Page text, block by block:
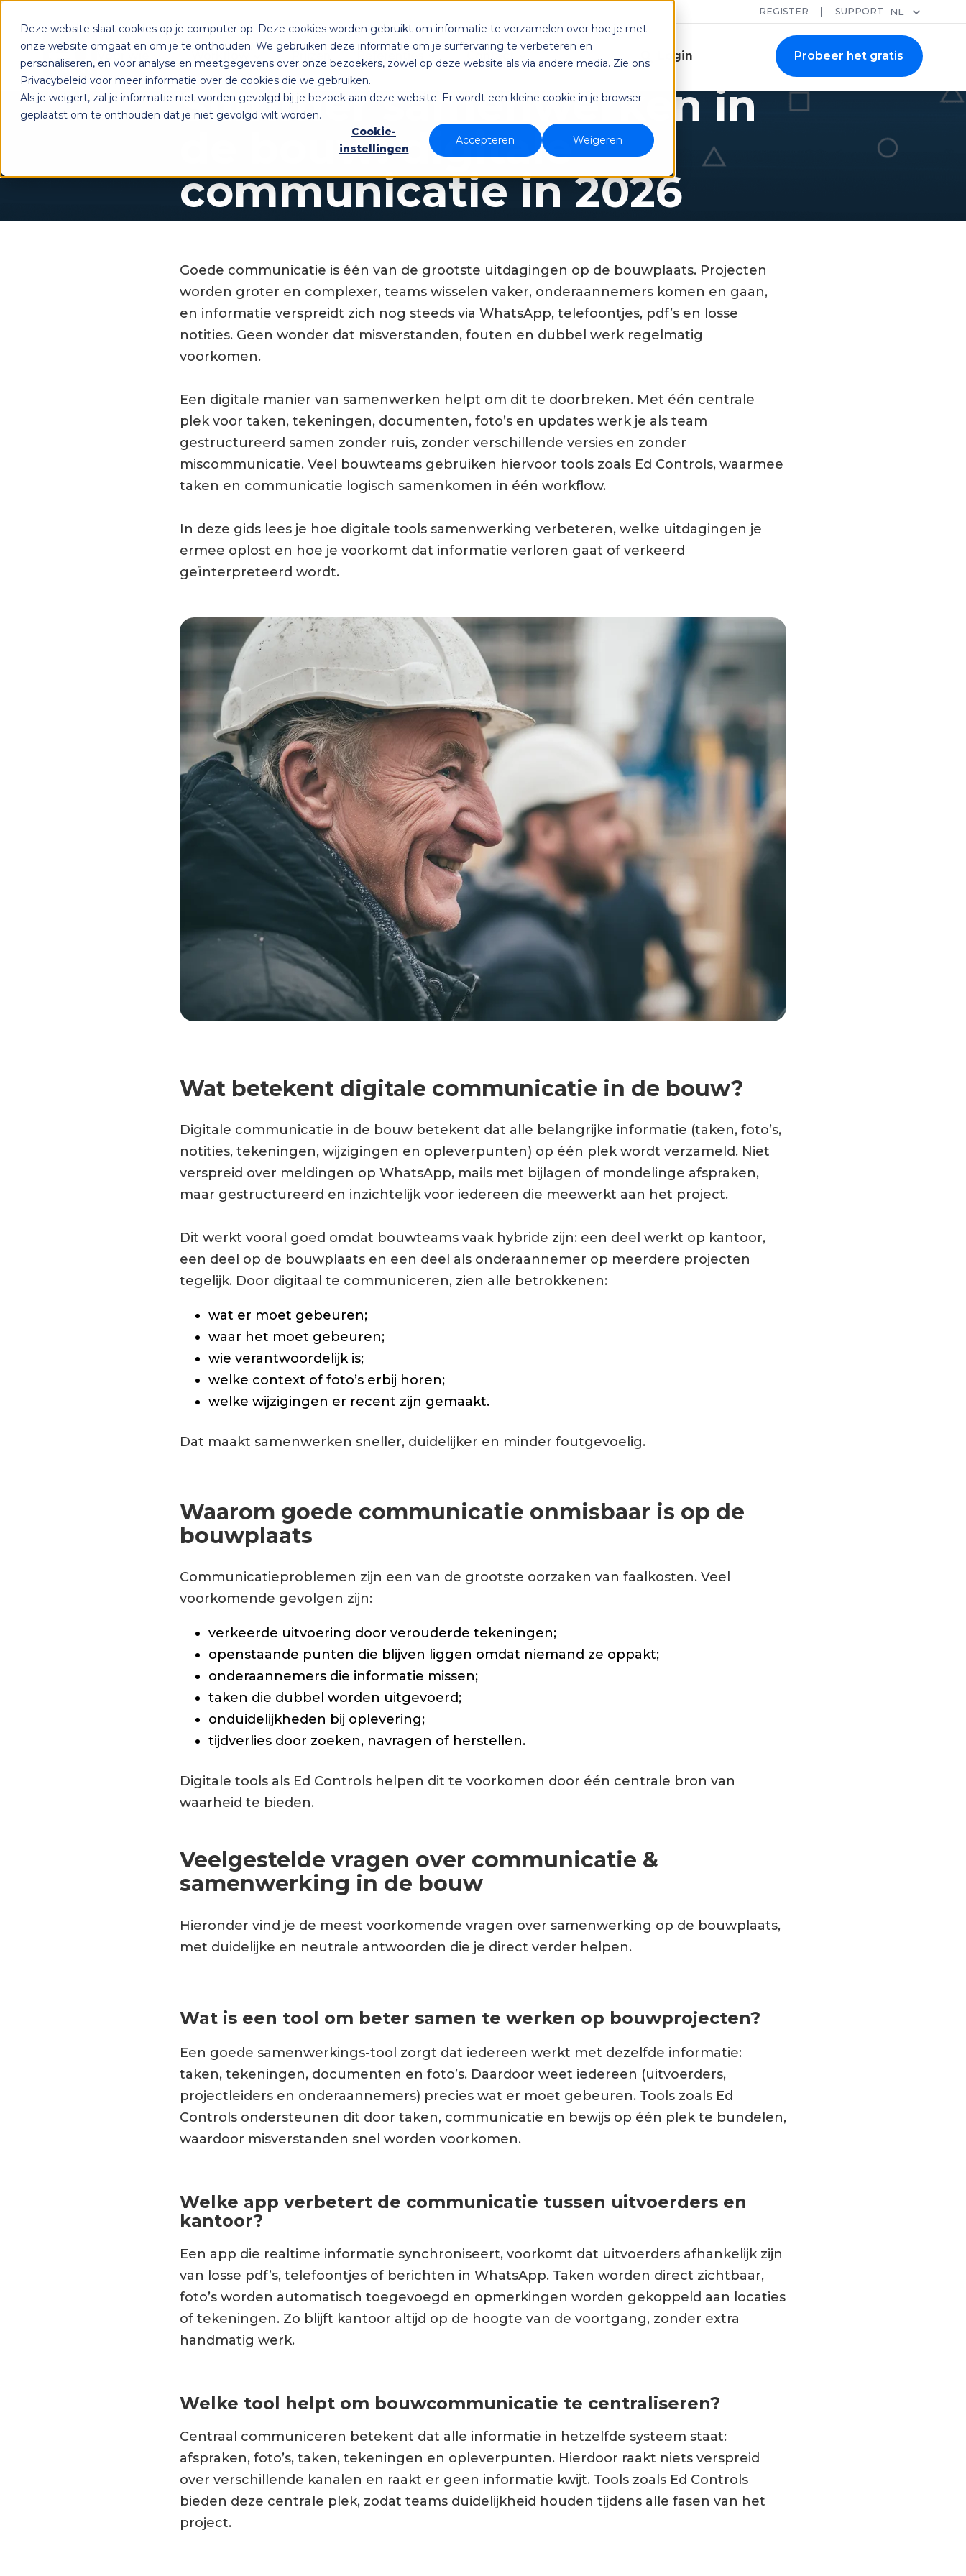
Deze website slaat cookies op je computer op. Deze cookies worden gebruikt om informatie te verzamelen over hoe je met
onze website omgaat en om je te onthouden. We gebruiken deze informatie om je surfervaring te verbeteren en
personaliseren, en voor analyse en meetgegevens over onze bezoekers, zowel op deze website als via andere media. Zie ons
Privacybeleid voor meer informatie over de cookies die we gebruiken.
Als je weigert, zal je informatie niet worden gevolgd bij je bezoek aan deze website. Er wordt een kleine cookie in je browser
geplaatst om te onthouden dat je niet gevolgd wilt worden.
Cookie-
instellingen
Accepteren Weigeren
REGISTER SUPPORT NL
Voor wie Contact Login Probeer het gratis
Slimmer samenwerken in
de bouw: digitale
communicatie in 2026
Goede communicatie is één van de grootste uitdagingen op de bouwplaats. Projecten
worden groter en complexer, teams wisselen vaker, onderaannemers komen en gaan,
en informatie verspreidt zich nog steeds via WhatsApp, telefoontjes, pdf’s en losse
notities. Geen wonder dat misverstanden, fouten en dubbel werk regelmatig
voorkomen.
Een digitale manier van samenwerken helpt om dit te doorbreken. Met één centrale
plek voor taken, tekeningen, documenten, foto’s en updates werk je als team
gestructureerd samen zonder ruis, zonder verschillende versies en zonder
miscommunicatie. Veel bouwteams gebruiken hiervoor tools zoals Ed Controls, waarmee
taken en communicatie logisch samenkomen in één workflow.
In deze gids lees je hoe digitale tools samenwerking verbeteren, welke uitdagingen je
ermee oplost en hoe je voorkomt dat informatie verloren gaat of verkeerd
geïnterpreteerd wordt.
Wat betekent digitale communicatie in de bouw?
Digitale communicatie in de bouw betekent dat alle belangrijke informatie (taken, foto’s,
notities, tekeningen, wijzigingen en opleverpunten) op één plek wordt verzameld. Niet
verspreid over meldingen op WhatsApp, mails met bijlagen of mondelinge afspraken,
maar gestructureerd en inzichtelijk voor iedereen die meewerkt aan het project.
Dit werkt vooral goed omdat bouwteams vaak hybride zijn: een deel werkt op kantoor,
een deel op de bouwplaats en een deel als onderaannemer op meerdere projecten
tegelijk. Door digitaal te communiceren, zien alle betrokkenen:
wat er moet gebeuren;
waar het moet gebeuren;
wie verantwoordelijk is;
welke context of foto’s erbij horen;
welke wijzigingen er recent zijn gemaakt.
Dat maakt samenwerken sneller, duidelijker en minder foutgevoelig.
Waarom goede communicatie onmisbaar is op de
bouwplaats
Communicatieproblemen zijn een van de grootste oorzaken van faalkosten. Veel
voorkomende gevolgen zijn:
verkeerde uitvoering door verouderde tekeningen;
openstaande punten die blijven liggen omdat niemand ze oppakt;
onderaannemers die informatie missen;
taken die dubbel worden uitgevoerd;
onduidelijkheden bij oplevering;
tijdverlies door zoeken, navragen of herstellen.
Digitale tools als Ed Controls helpen dit te voorkomen door één centrale bron van
waarheid te bieden.
Veelgestelde vragen over communicatie &
samenwerking in de bouw
Hieronder vind je de meest voorkomende vragen over samenwerking op de bouwplaats,
met duidelijke en neutrale antwoorden die je direct verder helpen.
Wat is een tool om beter samen te werken op bouwprojecten?
Een goede samenwerkings-tool zorgt dat iedereen werkt met dezelfde informatie:
taken, tekeningen, documenten en foto’s. Daardoor weet iedereen (uitvoerders,
projectleiders en onderaannemers) precies wat er moet gebeuren. Tools zoals Ed
Controls ondersteunen dit door taken, communicatie en bewijs op één plek te bundelen,
waardoor misverstanden snel worden voorkomen.
Welke app verbetert de communicatie tussen uitvoerders en
kantoor?
Een app die realtime informatie synchroniseert, voorkomt dat uitvoerders afhankelijk zijn
van losse pdf’s, telefoontjes of berichten in WhatsApp. Taken worden direct zichtbaar,
foto’s worden automatisch toegevoegd en opmerkingen worden gekoppeld aan locaties
of tekeningen. Zo blijft kantoor altijd op de hoogte van de voortgang, zonder extra
handmatig werk.
Welke tool helpt om bouwcommunicatie te centraliseren?
Centraal communiceren betekent dat alle informatie in hetzelfde systeem staat:
afspraken, foto’s, taken, tekeningen en opleverpunten. Hierdoor raakt niets verspreid
over verschillende kanalen en raakt er geen informatie kwijt. Tools zoals Ed Controls
bieden deze centrale plek, zodat teams duidelijkheid houden tijdens alle fasen van het
project.